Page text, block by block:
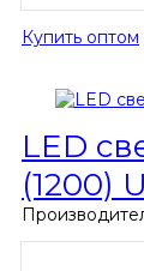
Купить оптом
LED
(1200)